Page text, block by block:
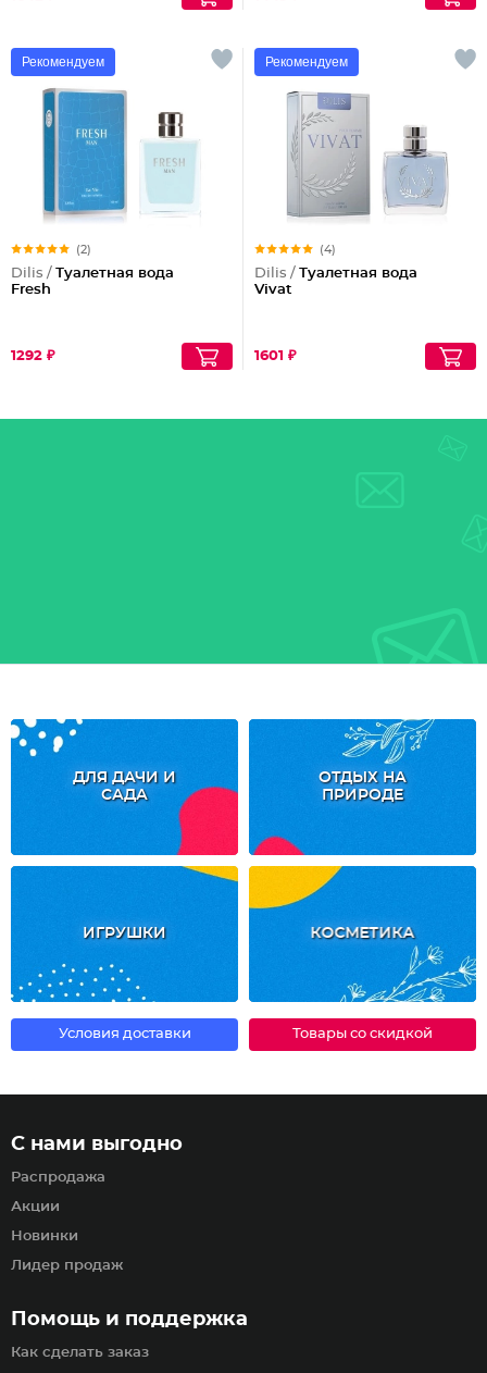
Рекомендуем
(2)
Dilis / Туалетная вода
Fresh
1292 ₽
Рекомендуем
(4)
Dilis / Туалетная вода
Vivat
1601 ₽
ДЛЯ ДАЧИ И
САДА
ОТДЫХ НА
ПРИРОДЕ
ИГРУШКИ КОСМЕТИКА
Условия доставки Товары со скидкой
Помощь и поддержка
Как сделать заказ
С нами выгодно
Распродажа
Акции
Новинки
Лидер продаж